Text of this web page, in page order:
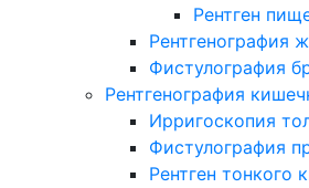
Рентген
Рентгенография
Фистулография
Рентгенография
Ирригоскопия
Фистулография
Рентген тонкого